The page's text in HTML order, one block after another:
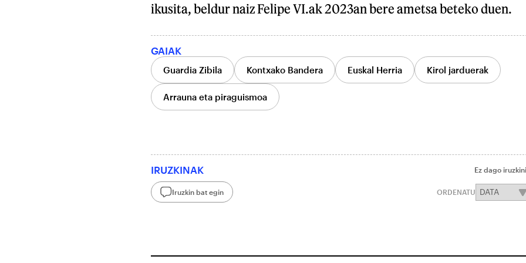
ikusita, beldur naiz Felipe VI.ak 2023an bere ametsa beteko duen.
GAIAK
Guardia Zibila Kontxako Bandera Euskal Herria Kirol jarduerak
Arrauna eta piraguismoa
IRUZKINAK Ez dago
Iruzkin bat egin ORDENATU